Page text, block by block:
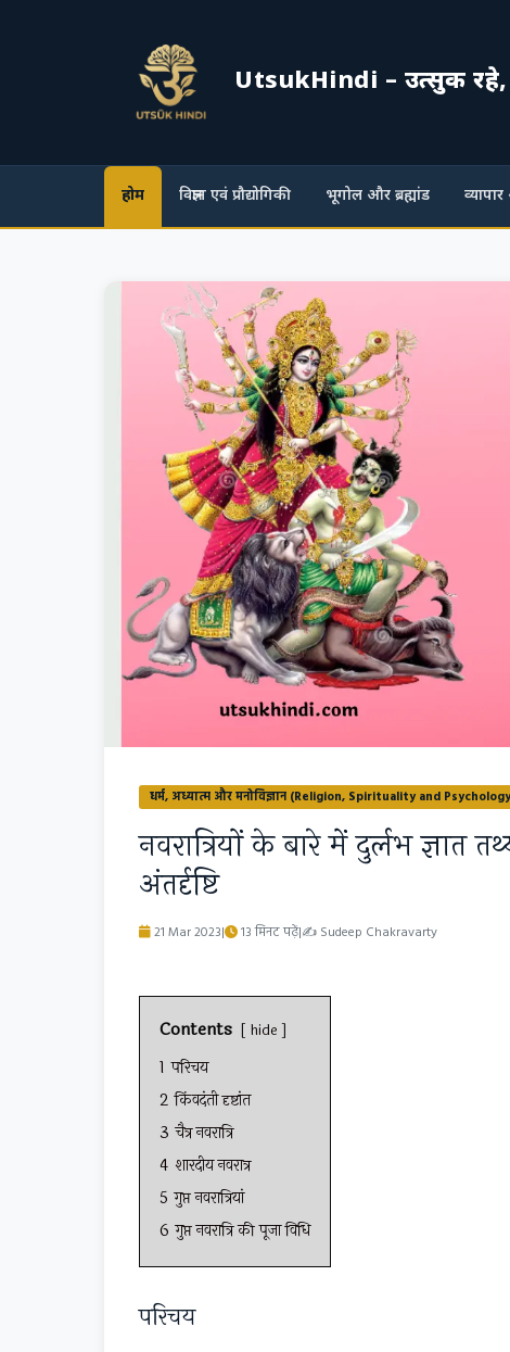
UtsukHindi – उत्सुक रहे,
होम विज्ञान एवं प्रौद्योगिकी भूगोल और ब्रह्मांड
धर्म, अध्यात्म और मनोविज्ञान (Religion, Spirituality and
नवरात्रियों के बारे में दुर्लभ ज्ञात
अंतर्दृष्टि
21 Mar 2023| 13 मिनट पढ़ें|✍ Sudeep Chakravarty
Contents hide
1 परिचय
2 किंवदंती दृष्टांत
3 चैत्र नवरात्रि
4 शारदीय नवरात्र
5 गुप्त नवरात्रियां
6 गुप्त नवरात्रि की पूजा विधि
परिचय